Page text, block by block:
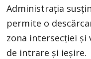
Administrația
permite o
zona intersecției și
de intrare și ieșire.